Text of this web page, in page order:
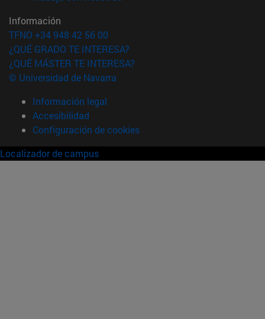
Información
TFNO +34 948 42 56 00
¿QUÉ GRADO TE INTERESA?
¿QUÉ MÁSTER TE INTERESA?
© Universidad de Navarra
Información legal
Accesibilidad
Configuración de cookies
Localizador de campus